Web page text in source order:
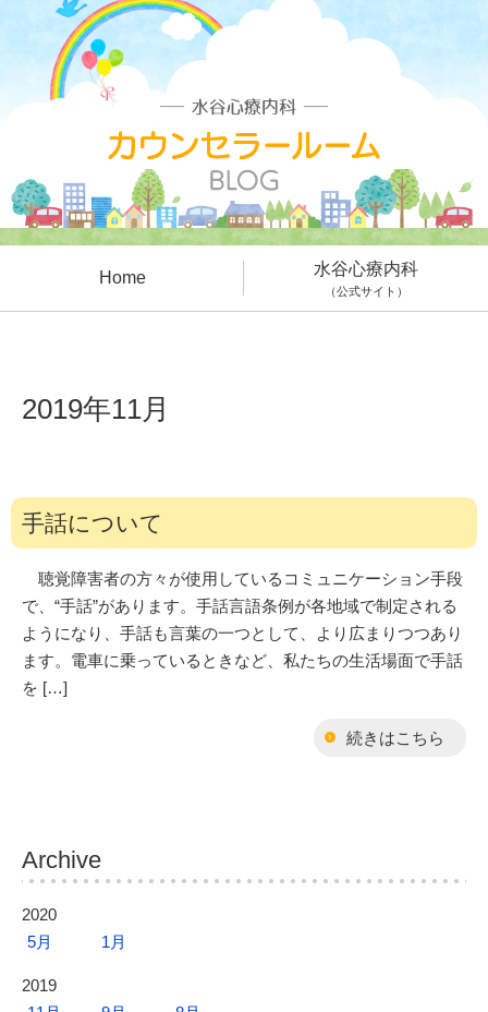
Home 水谷心療内科
（公式サイト）
2019年11月
手話について
聴覚障害者の方々が使用しているコミュニケーション手段
で、“手話”があります。手話言語条例が各地域で制定される
ようになり、手話も言葉の一つとして、より広まりつつあり
ます。電車に乗っているときなど、私たちの生活場面で手話
を […]
続きはこちら
Archive
2020
5月
1月
2019